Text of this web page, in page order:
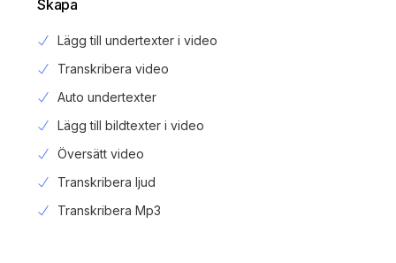
Skapa
Lägg till undertexter i video
Transkribera video
Auto undertexter
Lägg till bildtexter i video
Översätt video
Transkribera ljud
Transkribera Mp3